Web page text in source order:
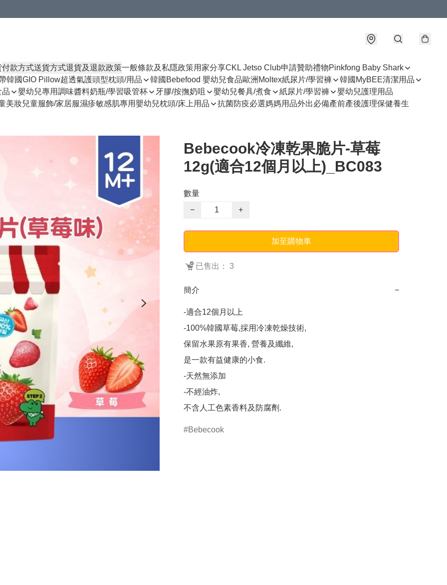
付款方式送貨方式退貨及退款政策一般條款及私隱政策用家分享CKL Jetso Club申請贊助禮物Pinkfong Baby Shark
韓國GIO Pillow超透氣護頭型枕頭/用品 韓國Bebefood 嬰幼兒食品歐洲Moltex紙尿片/學習褲
韓國MyBEE清潔用品
品
嬰幼兒專用調味醬料奶瓶/學習吸管杯 牙膠/按撫奶咀 嬰幼兒餐具/煮食 紙尿片/學習褲
嬰幼兒護理用品
美妝兒童服飾/家居服濕疹敏感肌專用嬰幼兒枕頭/床上用品 抗菌防疫必選媽媽用品外出必備產前產後護理保健養生
Bebecook冷凍乾果脆片-草莓
12g(適合12個月以上)_BC083
數量
−
+
加至購物車
已售出： 3
簡介 −
-適合12個月以上
-100%韓國草莓,採用冷凍乾燥技術,
保留水果原有果香, 營養及纖維,
是一款有益健康的小食.
-天然無添加
-不經油炸,
不含人工色素香料及防腐劑.
Bebecook